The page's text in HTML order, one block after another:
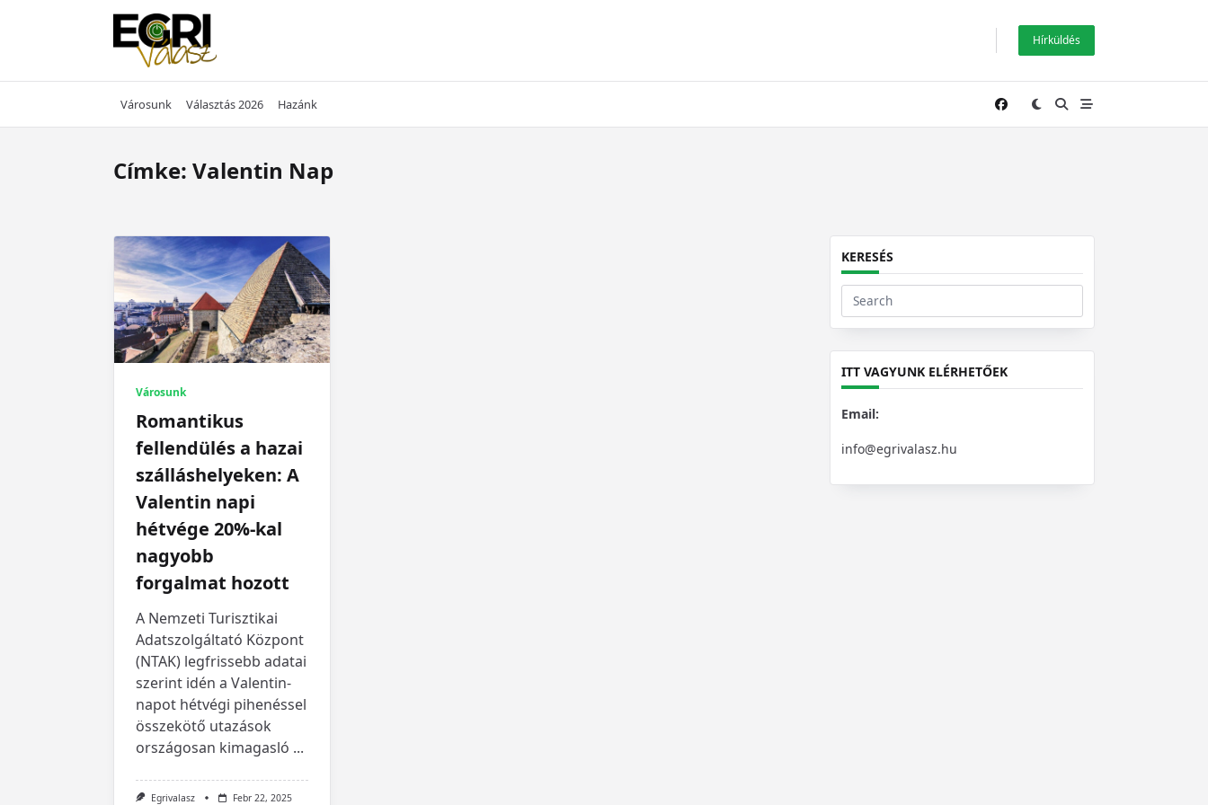
Hírküldés
Városunk Választás 2026 Hazánk
Címke: Valentin Nap
Városunk
Romantikus
fellendülés a hazai
szálláshelyeken: A
Valentin napi
hétvége 20%-kal
nagyobb
forgalmat hozott
A Nemzeti Turisztikai
Adatszolgáltató Központ
(NTAK) legfrissebb adatai
szerint idén a Valentin-
napot hétvégi pihenéssel
összekötő utazások
országosan kimagasló ...
Egrivalasz Febr 22, 2025
KERESÉS
Search
for:
ITT VAGYUNK ELÉRHETŐEK
Email:
info@egrivalasz.hu